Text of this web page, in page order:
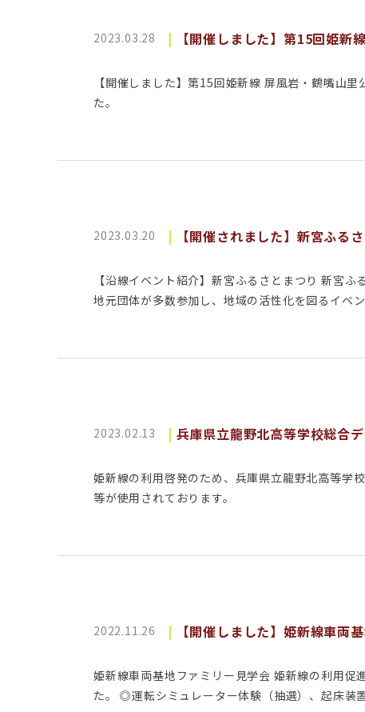
2023.03.28 【開催しました】第15回姫新
【開催しました】第15回姫新線 屏風岩・鶴嘴山
た。
2023.03.20 【開催されました】新宮ふる
【沿線イベント紹介】新宮ふるさとまつり 新宮
地元団体が多数参加し、地域の活性化を図るイベ
2023.02.13 兵庫県立龍野北高等学校総合
姫新線の利用啓発のため、兵庫県立龍野北高等学
等が使用されております。
2022.11.26 【開催しました】姫新線車両
姫新線車両基地ファミリー見学会 姫新線の利用促
た。 ◎運転シミュレーター体験（抽選）、起床